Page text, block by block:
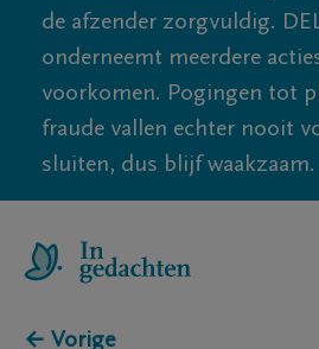
de afzender zorgvuldig.
onderneemt meerdere
voorkomen. Pogingen tot
fraude vallen echter nooit
sluiten, dus blijf waakzaam.
← Vorige